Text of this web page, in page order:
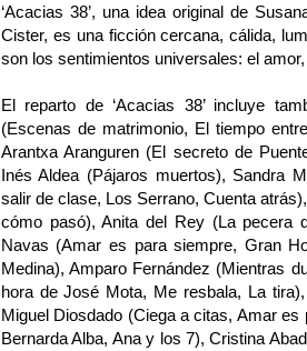
‘Acacias 38’, una idea original de
Cister, es una ficción cercana, cálida,
son los sentimientos universales: el
El reparto de ‘Acacias 38’ incluye
(Escenas de matrimonio, El tiempo
Arantxa Aranguren (El secreto de
Inés Aldea (Pájaros muertos), Sandra
salir de clase, Los Serrano, Cuenta
cómo pasó), Anita del Rey (La pecera
Navas (Amar es para siempre, Gran
Medina), Amparo Fernández (Mientras
hora de José Mota, Me resbala, La
Miguel Diosdado (Ciega a citas, Amar
Bernarda Alba, Ana y los 7), Cristina